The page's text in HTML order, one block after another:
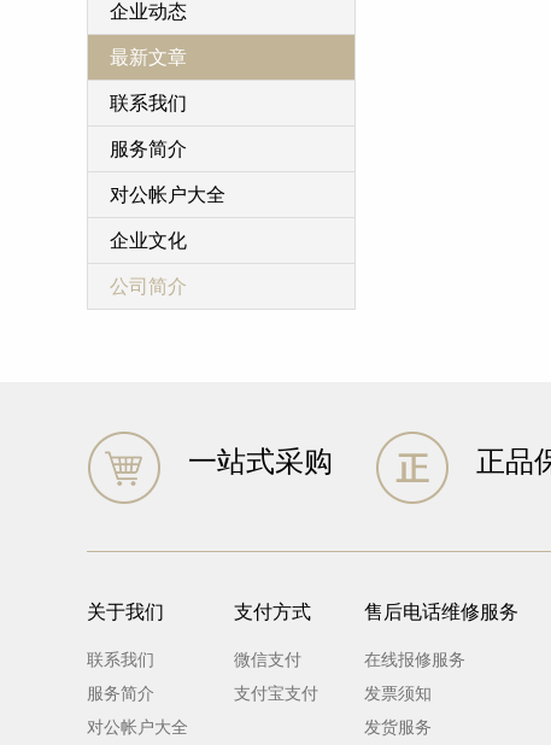
企业动态
最新文章
联系我们
服务简介
对公帐户大全
企业文化
公司简介
一站式采购 正品
关于我们
联系我们
服务简介
对公帐户大全
支付方式
微信支付
支付宝支付
售后电话维修服务
在线报修服务
发票须知
发货服务